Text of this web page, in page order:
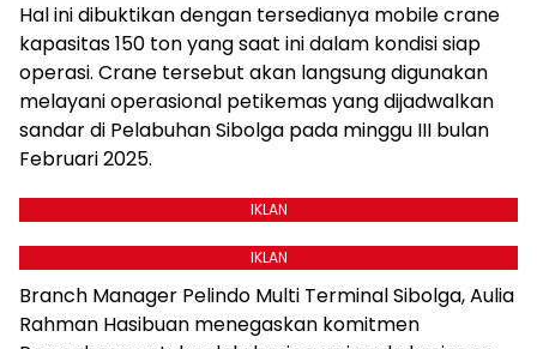
Hal ini dibuktikan dengan tersedianya mobile crane
kapasitas 150 ton yang saat ini dalam kondisi siap
operasi. Crane tersebut akan langsung digunakan
melayani operasional petikemas yang dijadwalkan
sandar di Pelabuhan Sibolga pada minggu III bulan
Februari 2025.
IKLAN
IKLAN
Branch Manager Pelindo Multi Terminal Sibolga, Aulia
Rahman Hasibuan menegaskan komitmen